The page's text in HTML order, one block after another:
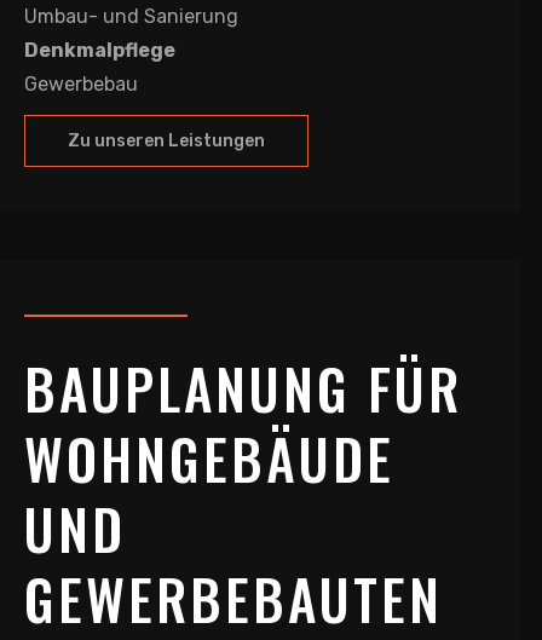
Umbau- und Sanierung
Denkmalpflege
Gewerbebau
Zu unseren Leistungen
BAUPLANUNG FÜR
WOHNGEBÄUDE
UND
GEWERBEBAUTEN